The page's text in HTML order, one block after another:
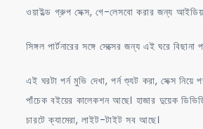
ওয়াইল্ড গ্রুপ সেক্স, গে-লেসবো করার জন্য
সিঙ্গল পার্টনারের সঙ্গে সেক্সের জন্য এই ঘরে বিছানা
এই ঘরটা পর্ন মুভি দেখা, পর্ন শ্যুট করা, সেক্স নিয়ে
পাঁচেক বইয়ের কালেকশন আছে। হাজার দুয়েক
চারটে ক্যামেরা, লাইট-টাইট সব আছে।